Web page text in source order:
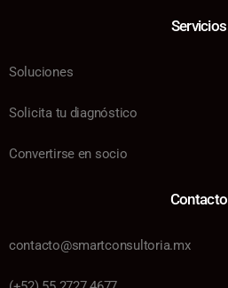
Servicios
Soluciones
Solicita tu diagnóstico
Convertirse en socio
Contacto
contacto@smartconsultoria.mx